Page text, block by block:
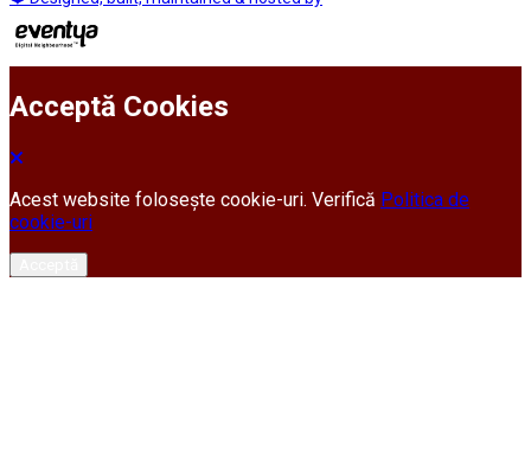
Acceptă Cookies
Acest website folosește cookie-uri. Verifică Politica de
cookie-uri